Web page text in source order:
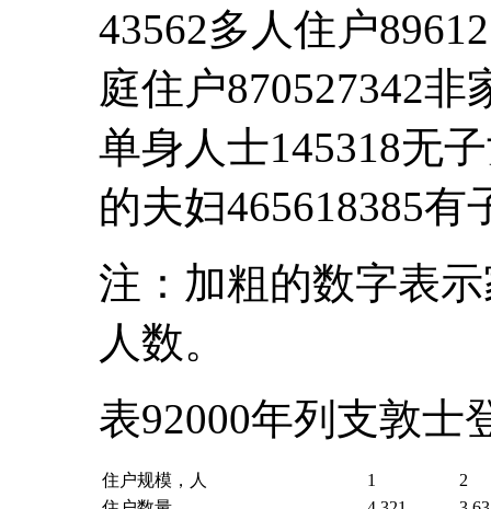
43562多人住户
庭住户870527342非
单身人士145318无
的夫妇465618385有
注：加粗的数字表
人数。
表92000年列支敦士
住户规模，人 1
2